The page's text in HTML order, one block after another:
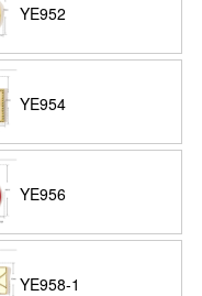
YE952
YE954
YE956
YE958-1